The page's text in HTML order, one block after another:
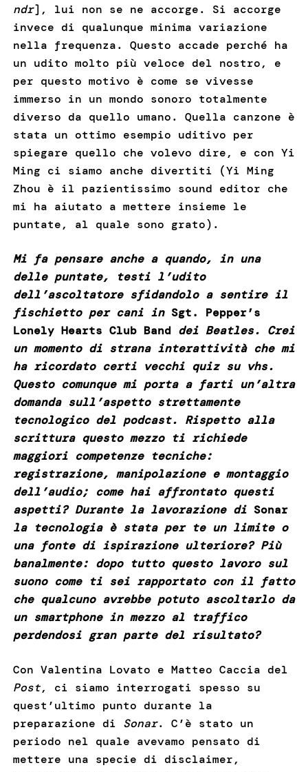
ndr], lui non se ne accorge. Si accorge
invece di qualunque minima variazione
nella frequenza. Questo accade perché ha
un udito molto più veloce del nostro, e
per questo motivo è come se vivesse
immerso in un mondo sonoro totalmente
diverso da quello umano. Quella canzone è
stata un ottimo esempio uditivo per
spiegare quello che volevo dire, e con Yi
Ming ci siamo anche divertiti (Yi Ming
Zhou è il pazientissimo sound editor che
mi ha aiutato a mettere insieme le
puntate, al quale sono grato).
Mi fa pensare anche a quando, in una
delle puntate, testi l’udito
dell’ascoltatore sfidandolo a sentire il
fischietto per cani in Sgt. Pepper’s
Lonely Hearts Club Banddei Beatles. Crei
un momento di strana interattività che mi
ha ricordato certi vecchi quiz su vhs.
Questo comunque mi porta a farti un’altra
domanda sull’aspetto strettamente
tecnologico del podcast. Rispetto alla
scrittura questo mezzo ti richiede
maggiori competenze tecniche:
registrazione, manipolazione e montaggio
dell’audio; come hai affrontato questi
aspetti? Durante la lavorazione di Sonar
la tecnologia è stata per te un limite o
una fonte di ispirazione ulteriore? Più
banalmente: dopo tutto questo lavoro sul
suono come ti sei rapportato con il fatto
che qualcuno avrebbe potuto ascoltarlo da
un smartphone in mezzo al traffico
perdendosi gran parte del risultato?
Con Valentina Lovato e Matteo Caccia del
Post, ci siamo interrogati spesso su
quest’ultimo punto durante la
preparazione di Sonar. C’è stato un
periodo nel quale avevamo pensato di
mettere una specie di disclaimer,